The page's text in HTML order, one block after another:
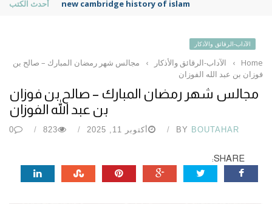
أحدث الكتب new cambridge history of islam
الآداب-الرقائق والأذكار
Home
› الآداب-الرقائق والأذكار ›
مجالس شهر رمضان المبارك – صالح بن
فوزان بن عبد الله الفوزان
مجالس شهر رمضان المبارك – صالح بن فوزان
بن عبد الله الفوزان
BY BOUTAHAR أكتوبر 11, 2025 823
0
SHARE: